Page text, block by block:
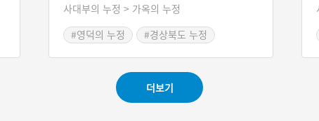
집을 지칭한다. 화수루는 옥천재사라고도 하며,
언의 묘제를 수행하기 위해 지은 재사 건물이다.
권창유가 권희언을 추모하여 1808년(순조 8)에
건축한 정자이다. 까치구멍집은 화수루를 수호
하기 위하여 17세기에 건립된 부속 초가 민가
사대부의 누정 > 가옥의 누정
#영덕의 누정
#경상북도 누정
더보기